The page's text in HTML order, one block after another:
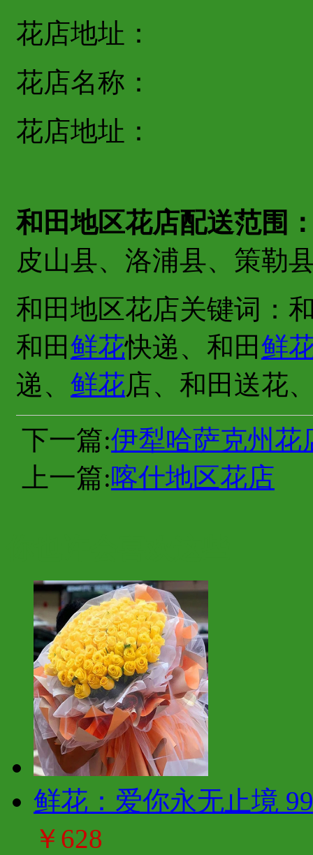
花店地址：
花店名称：
花店地址：
和田地区花店配送范围
皮山县、洛浦县、策勒
和田地区花店关键词：
和田 鲜花快递、和田 鲜
递、 鲜花店、和田送花
下一篇:伊犁哈萨克州花
上一篇:喀什地区花店
鲜花：爱你永无止境
￥628